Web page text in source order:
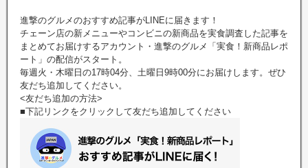
進撃のグルメのおすすめ記事がLINEに届きます！
チェーン店の新メニューやコンビニの新商品を実食調査した記事を
まとめてお届けするアカウント・進撃のグルメ「実食！新商品レポ
ート」の配信がスタート。
毎週火・木曜日の17時04分、土曜日9時00分にお届けします。ぜひ
友だち追加してください。
<友だち追加の方法>
■下記リンクをクリックして友だち追加してください